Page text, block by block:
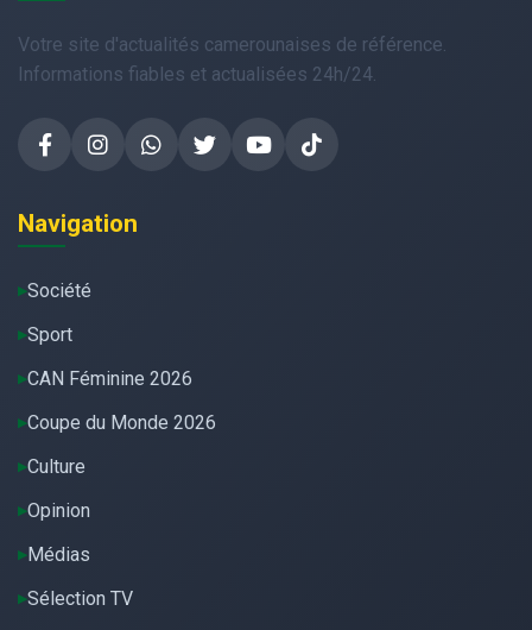
Votre site d'actualités camerounaises de référence.
Informations fiables et actualisées 24h/24.
Navigation
Société
Sport
CAN Féminine 2026
Coupe du Monde 2026
Culture
Opinion
Médias
Sélection TV